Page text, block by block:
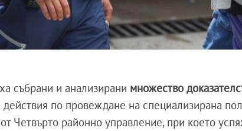
събрани и анализирани множество
по провеждане на специализирана
Четвърто районно управление, при което